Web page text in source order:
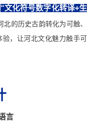
“文化符号数字化转译+生
北的历史古韵转化为可触、
，让河北文化魅力触手可
言